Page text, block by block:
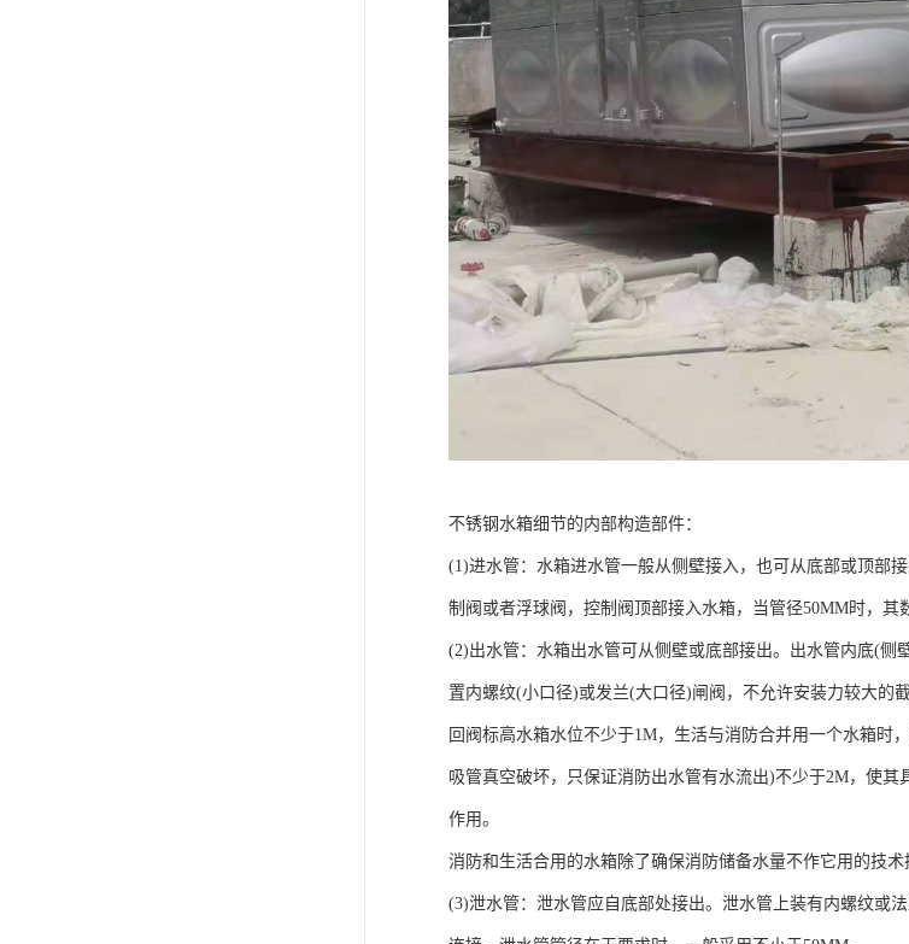
不锈钢水箱细节的内部构造部件：
(1)进水管：水箱进水管一般从侧壁接入，也可从底部或顶部
制阀或者浮球阀，控制阀顶部接入水箱，当管径50MM时，其
(2)出水管：水箱出水管可从侧壁或底部接出。出水管内底(
置内螺纹(小口径)或发兰(大口径)闸阀，不允许安装力较大的
回阀标高水箱水位不少于1M，生活与消防合并用一个水箱时
吸管真空破坏，只保证消防出水管有水流出)不少于2M，使
作用。
消防和生活合用的水箱除了确保消防储备水量不作它用的技术
(3)泄水管：泄水管应自底部处接出。泄水管上装有内螺纹或